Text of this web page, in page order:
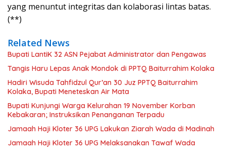
yang menuntut integritas dan kolaborasi lintas batas.
(**)
Related News
Bupati LantiK 32 ASN Pejabat Administrator dan Pengawas
Tangis Haru Lepas Anak Mondok di PPTQ Baiturrahim Kolaka
Hadiri Wisuda Tahfidzul Qur’an 30 Juz PPTQ Baiturrahim
Kolaka, Bupati Meneteskan Air Mata
Bupati Kunjungi Warga Kelurahan 19 November Korban
Kebakaran; Instruksikan Penanganan Terpadu
Jamaah Haji Kloter 36 UPG Lakukan Ziarah Wada di Madinah
Jamaah Haji Kloter 36 UPG Melaksanakan Tawaf Wada